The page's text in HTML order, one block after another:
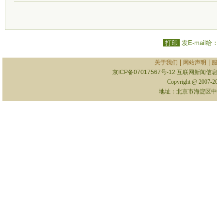
打印 发E-mail给
关于我们 网站声明
京ICP备07017567号-12 互联网新闻信
Copyright @ 2007-
地址：北京市海淀区